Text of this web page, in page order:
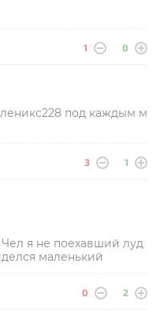
1 0
под каждым м
3 1
я не поехавший луд
маленький
0 2